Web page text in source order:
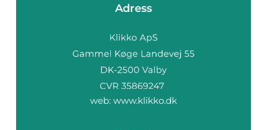
Adress
web: www.klikko.dk